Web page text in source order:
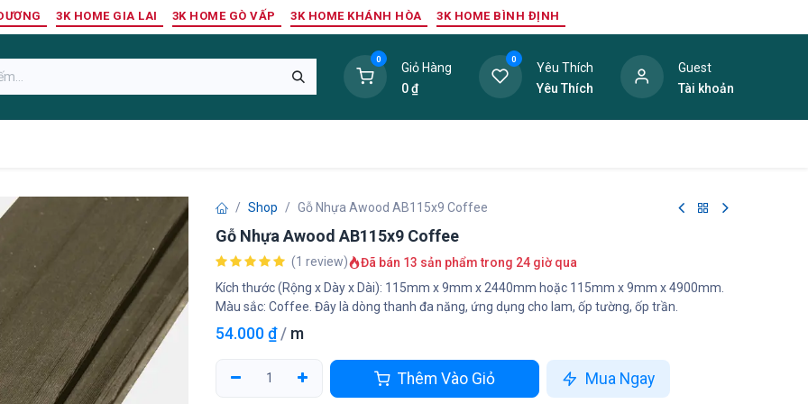
3K HOME GIA LAI 3K HOME GÒ VẤP 3K HOME KHÁNH HÒA 3K HOME BÌNH ĐỊNH
0
Giỏ Hàng
0₫
0
Yêu Thích
Yêu Thích
Guest
Tài khoản
Shop Gỗ Nhựa Awood AB115x9 Coffee
Gỗ Nhựa Awood AB115x9 Coffee
(1 review)
Đã bán 13 sản phẩm trong 24 giờ qua
Kích thước (Rộng x Dày x Dài): 115mm x 9mm x 2440mm hoặc 115mm x 9mm x 4900mm.
Màu sắc: Coffee. Đây là dòng thanh đa năng, ứng dụng cho lam, ốp tường, ốp trần.
54.000₫ / m
Thêm Vào Giỏ Mua Ngay